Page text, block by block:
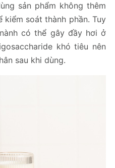
sản phẩm không thêm
soát thành phần. Tuy
có thể gây đầy hơi ở
khó tiêu nên
sau khi dùng.